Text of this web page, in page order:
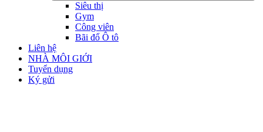
Siêu thị
Gym
Công viên
Bãi đổ Ô tô
Liên hệ
NHÀ MÔI GIỚI
Tuyển dụng
Ký gửi